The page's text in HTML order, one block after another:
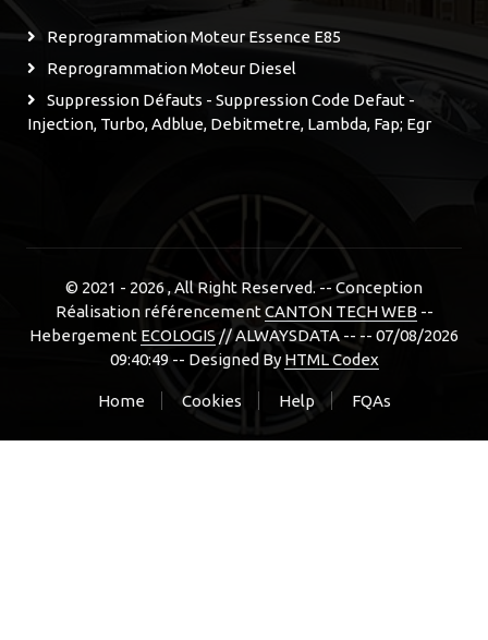
Reprogrammation Moteur Essence E85
Reprogrammation Moteur Diesel
Suppression Défauts - Suppression Code Defaut -
Injection, Turbo, Adblue, Debitmetre, Lambda, Fap; Egr
© 2021 - 2026, All Right Reserved. -- Conception
Réalisation référencementCANTON TECH WEB --
Hebergement ECOLOGIS // ALWAYSDATA -- -- 07/08/2026
09:40:49 -- Designed By HTML Codex
Home Cookies Help FQAs